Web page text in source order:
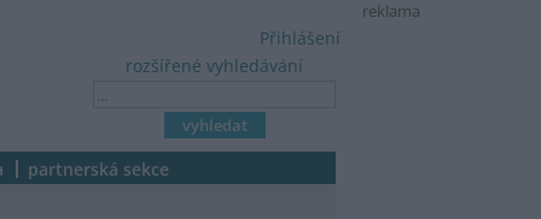
reklama
rozšířené vyhledávání
Přihlášení
partnerská sekce